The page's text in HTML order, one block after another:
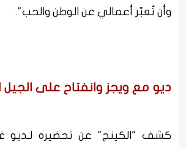
وأن تُعبّر أعمالي عن الوطن والحب".
ديو مع ويجز وانفتاح على الجيل
كشف "الكينج" عن تحضيره لـديو